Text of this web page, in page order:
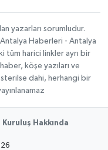
yazarları sorumludur.
Haberleri - Antalya
tüm harici linkler ayrı bir
köşe yazıları ve
dahi, herhangi bir
Kuruluş Hakkında